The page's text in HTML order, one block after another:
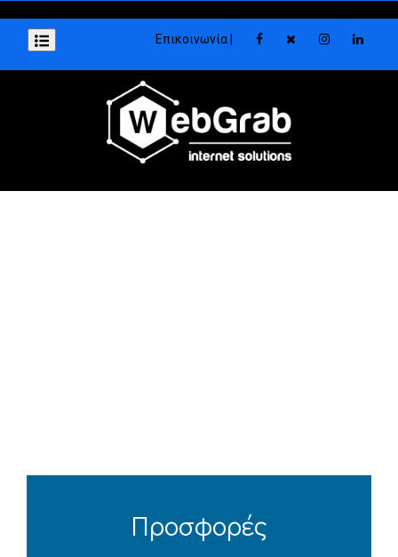
Επικοινωνία |
Προσφορές